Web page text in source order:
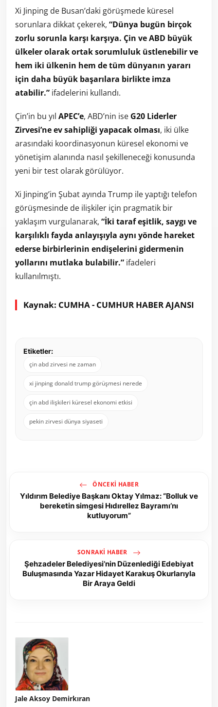
Xi Jinping de Busan’daki görüşmede küresel
sorunlara dikkat çekerek, “Dünya bugün birçok
zorlu sorunla karşı karşıya. Çin ve ABD büyük
ülkeler olarak ortak sorumluluk üstlenebilir ve
hem iki ülkenin hem de tüm dünyanın yararı
için daha büyük başarılara birlikte imza
atabilir.” ifadelerini kullandı.
Çin’in bu yıl APEC’e, ABD’nin ise G20 Liderler
Zirvesi’ne ev sahipliği yapacak olması, iki ülke
arasındaki koordinasyonun küresel ekonomi ve
yönetişim alanında nasıl şekilleneceği konusunda
yeni bir test olarak görülüyor.
Xi Jinping’in Şubat ayında Trump ile yaptığı telefon
görüşmesinde de ilişkiler için pragmatik bir
yaklaşım vurgulanarak, “İki taraf eşitlik, saygı ve
karşılıklı fayda anlayışıyla aynı yönde hareket
ederse birbirlerinin endişelerini gidermenin
yollarını mutlaka bulabilir.” ifadeleri
kullanılmıştı.
Kaynak: CUMHA - CUMHUR HABER AJANSI
Etiketler:
çin abd zirvesi ne zaman
xi jinping donald trump görüşmesi nerede
çin abd ilişkileri küresel ekonomi etkisi
pekin zirvesi dünya siyaseti
ÖNCEKI HABER
Yıldırım Belediye Başkanı Oktay Yılmaz: “Bolluk ve
bereketin simgesi Hıdırellez Bayramı’nı
kutluyorum”
SONRAKI HABER
Şehzadeler Belediyesi’nin Düzenlediği Edebiyat
Buluşmasında Yazar Hidayet Karakuş Okurlarıyla
Bir Araya Geldi
Jale Aksoy Demirkıran